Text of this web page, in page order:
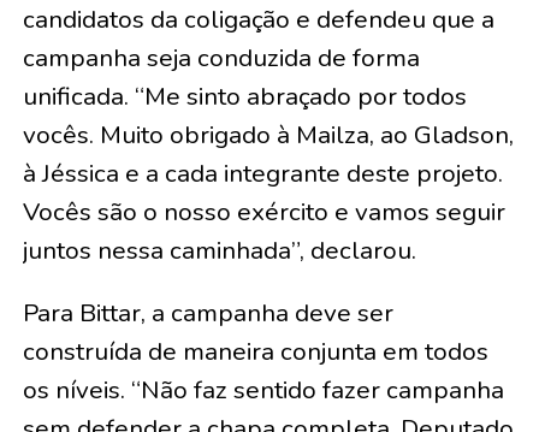
candidatos da coligação e defendeu que a
campanha seja conduzida de forma
unificada. “Me sinto abraçado por todos
vocês. Muito obrigado à Mailza, ao Gladson,
à Jéssica e a cada integrante deste projeto.
Vocês são o nosso exército e vamos seguir
juntos nessa caminhada”, declarou.
Para Bittar, a campanha deve ser
construída de maneira conjunta em todos
os níveis. “Não faz sentido fazer campanha